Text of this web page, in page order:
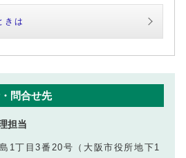
きは
問合せ先
担当
1丁目3番20号（大阪市役所地下1